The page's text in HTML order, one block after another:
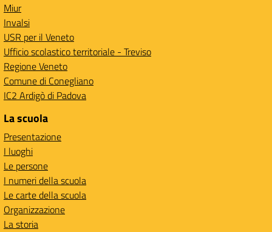
Miur
Invalsi
USR per il Veneto
Ufficio scolastico territoriale - Treviso
Regione Veneto
Comune di Conegliano
IC2 Ardigò di Padova
La scuola
Presentazione
I luoghi
Le persone
I numeri della scuola
Le carte della scuola
Organizzazione
La storia